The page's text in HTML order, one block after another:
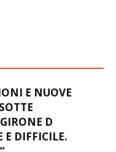
E NUOVE
D
E DIFFICILE.